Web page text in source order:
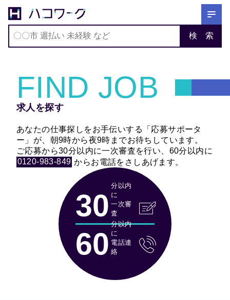
検 索
スカウトを待つ
ブログ
FIND JOB
仕事を探す
求人を探す
あなたの仕事探しをお手伝いする「応募サポータ
ー」が、朝9時から夜9時までお待ちしています。
ご応募から30分以内に一次審査を行い、60分以内に
0120-983-849 からお電話をさしあげます。
30
分以内
に
一次審
査
60
分以内
に
電話連
絡